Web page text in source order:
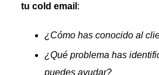
tu cold email :
¿Cómo has conocido al
¿Qué problema has
puedes ayudar?